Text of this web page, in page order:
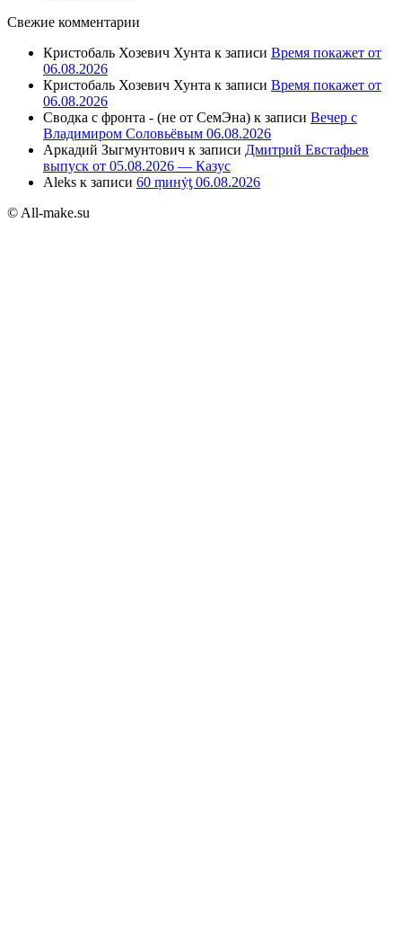
Свежие комментарии
Кристобаль Хозевич Хунта к записи Время покажет от
06.08.2026
Кристобаль Хозевич Хунта к записи Время покажет от
06.08.2026
Сводка с фронта - (не от СемЭна) к записи Вечер с
Владимиром Соловьёвым 06.08.2026
Аркадий Зыгмунтович к записи Дмитрий Евстафьев
выпуск от 05.08.2026 — Казус
Aleks к записи 60 ṃинẏƫ 06.08.2026
© All-make.su